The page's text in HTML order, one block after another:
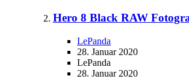
Hero 8 Black RAW
LePanda
28. Januar 2020
LePanda
28. Januar 2020